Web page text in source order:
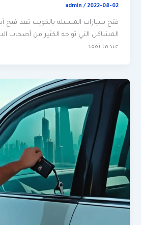
admin/ 2022-08-02
فتح سيارات المسيله بالكويت تعد فتح
المشاكل التي تواجه الكثير من أصحاب
عندما تفقد